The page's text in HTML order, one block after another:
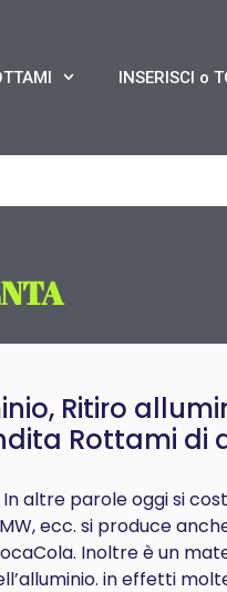
INSERISCI o
Ritiro
Rottami di
altre parole oggi si
ecc. si produce
Inoltre è un
in effetti